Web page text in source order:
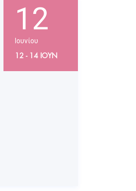
12
Ιουνίου
12 - 14 ΙΟΥΝ